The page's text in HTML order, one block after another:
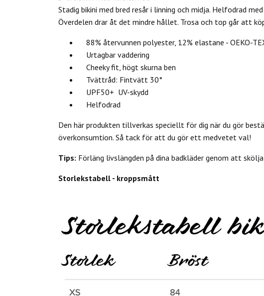
Stadig bikini med bred resår i linning och midja. Helfodrad
Överdelen drar åt det mindre hållet. Trosa och top går att
88% återvunnen polyester, 12% elastane - OEKO-
Urtagbar vaddering
Cheeky fit, högt skurna ben
Tvättråd: Fintvätt 30°
UPF50+ UV-skydd
Helfodrad
Den här produkten tillverkas speciellt för dig när du gör
överkonsumtion. Så tack för att du gör ett medvetet val!
Tips: Förläng livslängden på dina badkläder genom att
Storlekstabell - kroppsmått